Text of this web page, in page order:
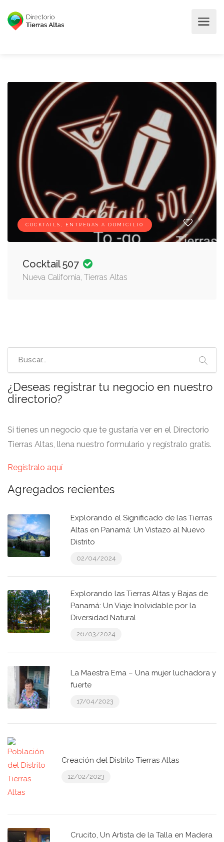
COCKTAILS, ENTREGAS A DOMICILIO
Cocktail 507
Nueva California, Tierras Altas
¿Deseas registrar tu negocio en nuestro
directorio?
Si tienes un negocio que te gustaría ver en el Directorio
Tierras Altas, llena nuestro formulario y regístralo gratis.
Regístralo aquí
Agregados recientes
Explorando el Significado de las Tierras
Altas en Panamá: Un Vistazo al Nuevo
Distrito
02/04/2024
Explorando las Tierras Altas y Bajas de
Panamá: Un Viaje Inolvidable por la
Diversidad Natural
26/03/2024
La Maestra Ema – Una mujer luchadora y
fuerte
17/04/2023
Creación del Distrito Tierras Altas
12/02/2023
Crucito, Un Artista de la Talla en Madera